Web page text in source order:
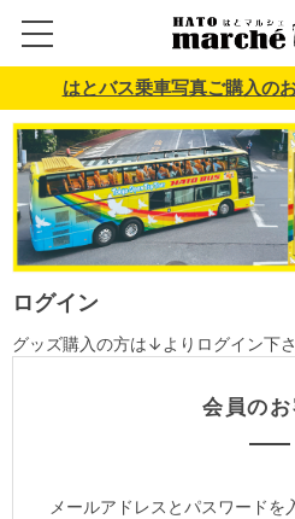
はとバス乗車写真ご購入の
ログイン
グッズ購入の方は↓よりログイン下
会員の
メールアドレスとパスワード